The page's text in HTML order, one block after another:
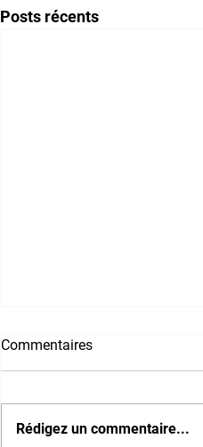
Posts récents
Commentaires
Rédigez un commentaire...